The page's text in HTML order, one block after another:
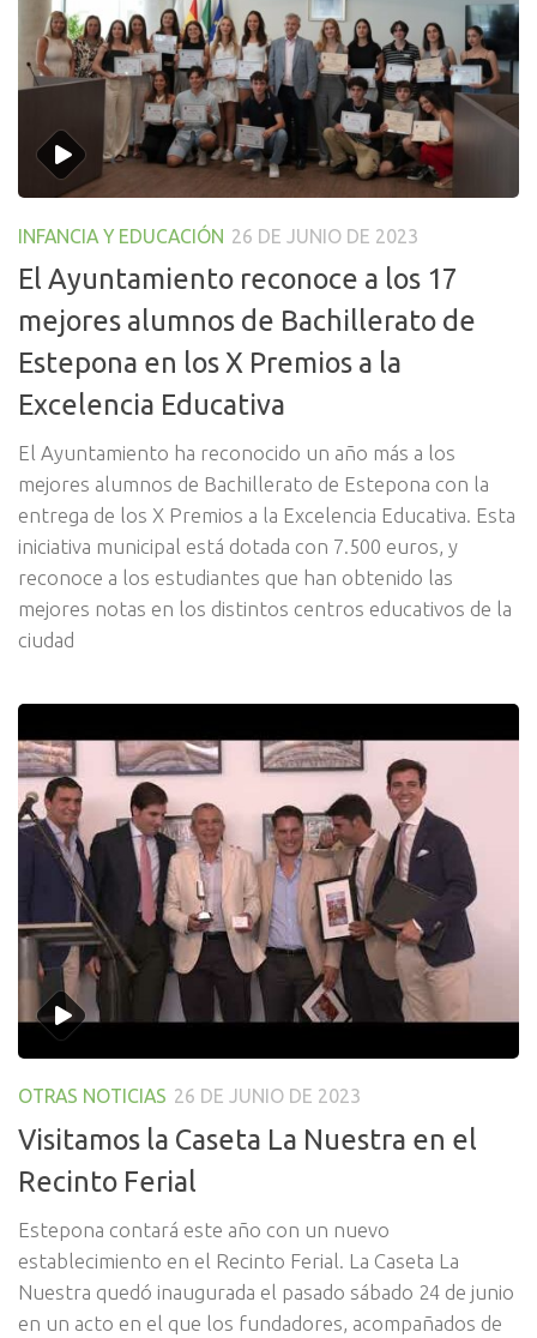
INFANCIA Y EDUCACIÓN 26 DE JUNIO DE 2023
El Ayuntamiento reconoce a los 17
mejores alumnos de Bachillerato de
Estepona en los X Premios a la
Excelencia Educativa
El Ayuntamiento ha reconocido un año más a los
mejores alumnos de Bachillerato de Estepona con la
entrega de los X Premios a la Excelencia Educativa. Esta
iniciativa municipal está dotada con 7.500 euros, y
reconoce a los estudiantes que han obtenido las
mejores notas en los distintos centros educativos de la
ciudad
OTRAS NOTICIAS 26 DE JUNIO DE 2023
Visitamos la Caseta La Nuestra en el
Recinto Ferial
Estepona contará este año con un nuevo
establecimiento en el Recinto Ferial. La Caseta La
Nuestra quedó inaugurada el pasado sábado 24 de junio
en un acto en el que los fundadores, acompañados de